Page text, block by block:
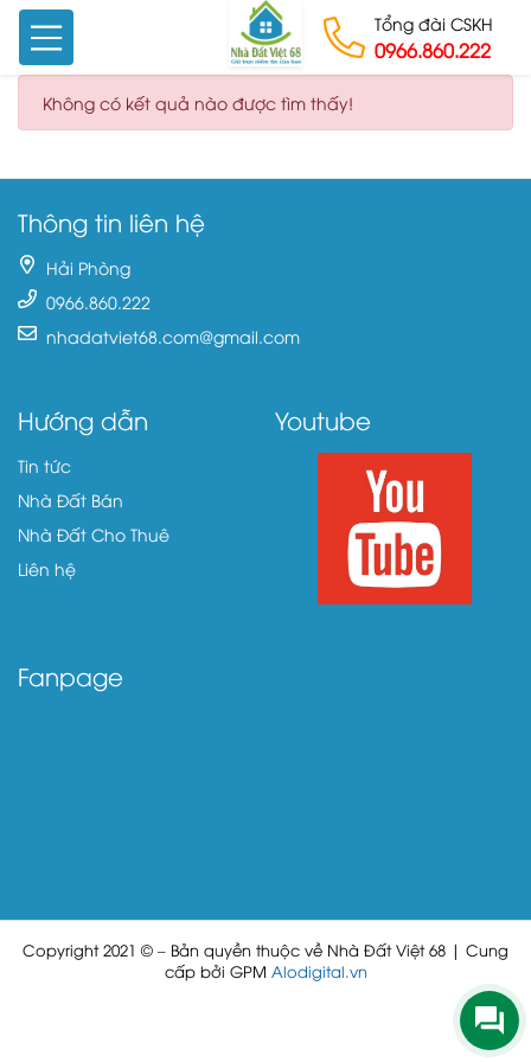
Tổng đài CSKH
0966.860.222
Không có kết quả nào được tìm thấy!
Thông tin liên hệ
Hải Phòng
0966.860.222
nhadatviet68.com@gmail.com
Hướng dẫn
Tin tức
Nhà Đất Bán
Nhà Đất Cho Thuê
Liên hệ
Youtube
Fanpage
Copyright 2021 © – Bản quyền thuộc về Nhà Đất Việt 68 | Cung
cấp bởi GPM Alodigital.vn